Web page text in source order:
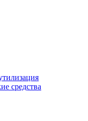
средства